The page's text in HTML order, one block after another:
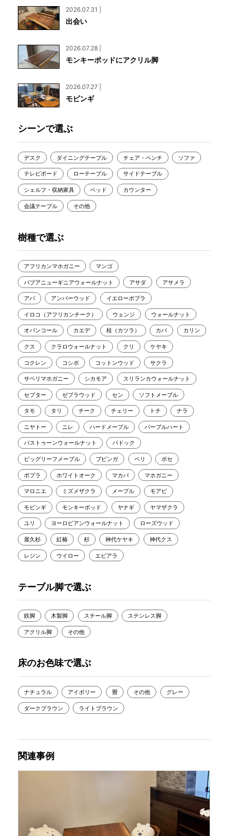
2026.07.31 |
出会い
2026.07.28 |
モンキーポッドにアクリル脚
2026.07.27 |
モビンギ
シーンで選ぶ
デスク ダイニングテーブル チェア・ベンチ ソファ
テレビボード ローテーブル サイドテーブル
シェルフ・収納家具 ベッド カウンター
会議テーブル その他
樹種で選ぶ
アフリカンマホガニー マンゴ
パプアニューギニアウォールナット アサダ アサメラ
アパ アンバーウッド イエローポプラ
イロコ（アフリカンチーク） ウェンジ ウォールナット
オバンコール カエデ 桂（カツラ） カバ カリン
クス クラロウォールナット クリ ケヤキ
コクレン コシポ コットンウッド サクラ
サペリマホガニー シカモア スリランカウォールナット
セプター ゼブラウッド セン ソフトメープル
タモ タリ チーク チェリー トチ ナラ
ニヤトー ニレ ハードメープル パープルハート
バストゥーンウォールナット パドック
ビッグリーフメープル ブビンガ ベリ ボセ
ポプラ ホワイトオーク マカバ マホガニー
マロニエ ミズメザクラ メープル モアビ
モビンギ モンキーポッド ヤナギ ヤマザクラ
ユリ ヨーロピアンウォールナット ローズウッド
屋久杉 紅椿 杉 神代ケヤキ 神代クス
レジン ウイロー エビアラ
テーブル脚で選ぶ
鉄脚 木製脚 スチール脚 ステンレス脚
アクリル脚 その他
床のお色味で選ぶ
ナチュラル アイボリー 畳 その他 グレー
ダークブラウン ライトブラウン
関連事例